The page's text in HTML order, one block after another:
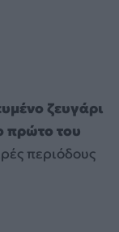
ζευγάρι
πρώτο του
περιόδους